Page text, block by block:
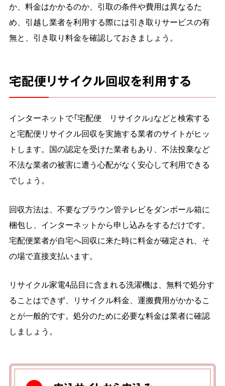
か、料金はかかるのか、引取の条件や費用は異なるた
め、引越し業者を利用する際には引き取りサービスの有
無と、引き取り料金を確認しておきましょう。
宅配便リサイクル回収を利用する
インターネットで「宅配便 リサイクル」などと検索する
と宅配便リサイクル回収を実施する業者のサイトがヒッ
トします。国の認定を受けた業者もあり、不法投棄など
不法な業者の被害に遭う心配がなく安心して利用できる
でしょう。
回収方法は、不要なブラウン管テレビをダンボール箱に
梱包し、インターネットから申し込みをするだけです。
宅配便業者が自宅へ回収に来た時に料金が確定され、そ
の場で直接支払います。
リサイクル家電4品目に含まれる洗濯機は、無料で処分す
ることはできず、リサイクル料金、運搬費用がかかるこ
とが一般的です。処分のために必要な料金は業者に確認
しましょう。